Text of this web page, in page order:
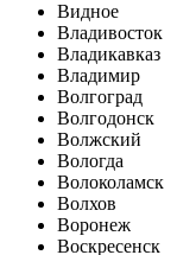
Видное
Владивосток
Владикавказ
Владимир
Волгоград
Волгодонск
Волжский
Вологда
Волоколамск
Волхов
Воронеж
Воскресенск